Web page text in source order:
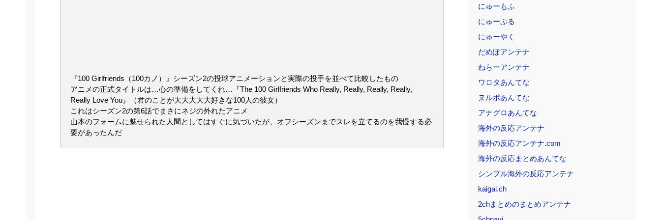
『100 Girlfriends（100カノ）』シーズン2の投球アニメーションと実際の投手を並べて比較したもの
アニメの正式タイトルは…心の準備をしてくれ…『The 100 Girlfriends Who Really, Really, Really, Really,
Really Love You』（君のことが大大大大大好きな100人の彼女）
これはシーズン2の第6話でまさにネジの外れたアニメ
山本のフォームに魅せられた人間としてはすぐに気づいたが、オフシーズンまでスレを立てるのを我慢する必
要があったんだ
にゅーもふ
にゅーぷる
にゅーやく
だめぽアンテナ
ねらーアンテナ
ワロタあんてな
ヌルポあんてな
アナグロあんてな
海外の反応アンテナ
海外の反応アンテナ.com
海外の反応まとめあんてな
シンプル海外の反応アンテナ
kaigai.ch
2chまとめのまとめアンテナ